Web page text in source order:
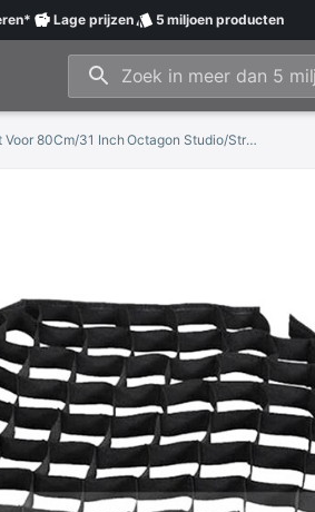
* Lageprijzen 5 miljoen producten
Rise-Fotografische Honingraat Voor 80Cm/31 Inch Octagon Studio/Strobe Paraplu Softbox